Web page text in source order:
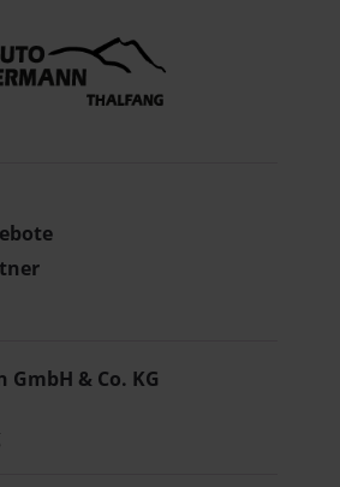
& Co. KG